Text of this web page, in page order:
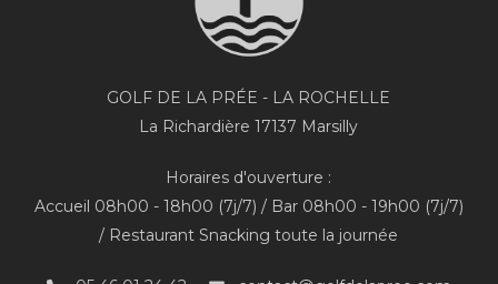
GOLF DE LA PRÉE - LA ROCHELLE
La Richardière 17137 Marsilly